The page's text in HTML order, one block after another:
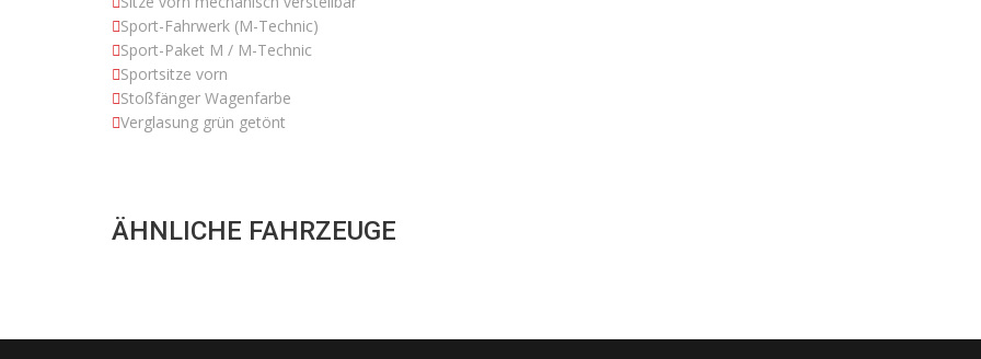
Sport-Fahrwerk (M-Technic)
Sport-Paket M / M-Technic
Sportsitze vorn
Stoßfänger Wagenfarbe
Verglasung grün getönt
ÄHNLICHE FAHRZEUGE